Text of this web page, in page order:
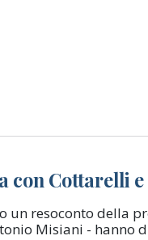
con Cottarelli
un resoconto della
Misiani - hanno